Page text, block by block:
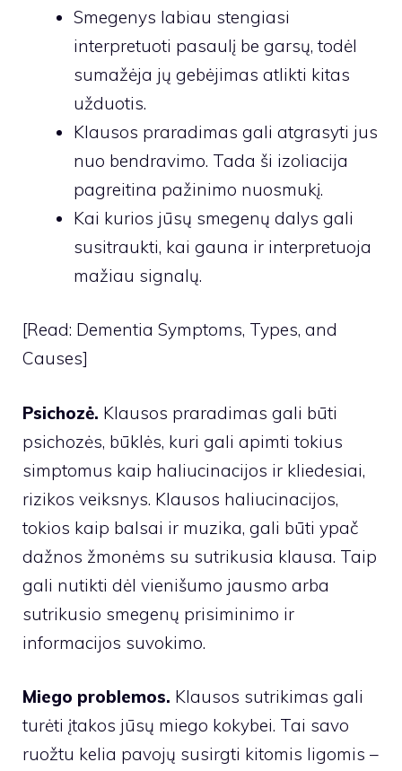
Smegenys labiau stengiasi
interpretuoti pasaulį be garsų, todėl
sumažėja jų gebėjimas atlikti kitas
užduotis.
Klausos praradimas gali atgrasyti jus
nuo bendravimo. Tada ši izoliacija
pagreitina pažinimo nuosmukį.
Kai kurios jūsų smegenų dalys gali
susitraukti, kai gauna ir interpretuoja
mažiau signalų.
[Read: Dementia Symptoms, Types, and
Causes]
Psichozė. Klausos praradimas gali būti
psichozės, būklės, kuri gali apimti tokius
simptomus kaip haliucinacijos ir kliedesiai,
rizikos veiksnys. Klausos haliucinacijos,
tokios kaip balsai ir muzika, gali būti ypač
dažnos žmonėms su sutrikusia klausa. Taip
gali nutikti dėl vienišumo jausmo arba
sutrikusio smegenų prisiminimo ir
informacijos suvokimo.
Miego problemos. Klausos sutrikimas gali
turėti įtakos jūsų miego kokybei. Tai savo
ruožtu kelia pavojų susirgti kitomis ligomis –